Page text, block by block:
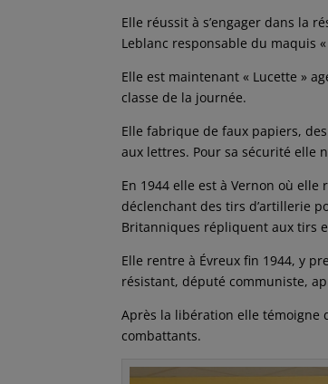
Elle réussit à s’engager dans la
Leblanc responsable du maquis
Elle est maintenant « Lucette »
classe de la journée.
Elle fabrique de faux papiers,
aux lettres. Pour sa sécurité elle
En 1944 elle est à Vernon où
déclenchant des tirs d’artillerie
Britanniques répliquent aux tirs
Elle rentre à Évreux fin 1944, y
résistant, député communiste,
Après la libération elle témoigne
combattants.